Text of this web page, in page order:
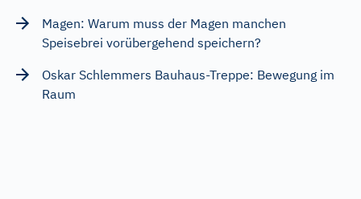
Magen: Warum muss der Magen manchen
Speisebrei vorübergehend speichern?
Oskar Schlemmers Bauhaus-Treppe: Bewegung im
Raum